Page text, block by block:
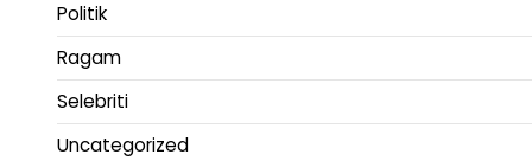
Politik
Ragam
Selebriti
Uncategorized